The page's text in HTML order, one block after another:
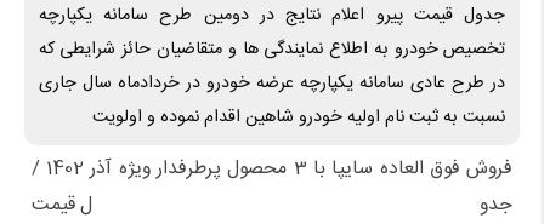
جدول قیمت پیرو اعلام نتایج در دومین طرح سامانه یکپارچه
تخصیص خودرو به اطلاع نمایندگی ها و متقاضیان حائز شرایطی که
در طرح عادی سامانه یکپارچه عرضه خودرو در خردادماه سال جاری
نسبت به ثبت نام اولیه خودرو شاهین اقدام نموده و اولویت
فروش فوق العاده سایپا با 3 محصول پرطرفدار ویژه آذر 1402 /
جدول قیمت